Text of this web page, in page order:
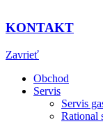
KONTAKT
Zavrieť
Obchod
Servis
Servis
Rational